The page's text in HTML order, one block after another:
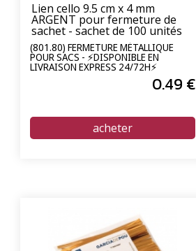
Lien cello 9.5 cm x 4 mm
ARGENT pour fermeture de
sachet - sachet de 100 unités
(801.80) FERMETURE MÉTALLIQUE
POUR SACS - ⚡DISPONIBLE EN
LIVRAISON EXPRESS 24/72H⚡
0.49 €